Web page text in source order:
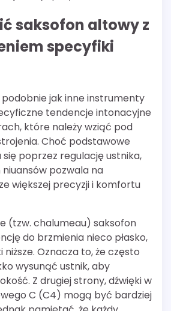
saksofon altowy z
specyfiki
jak inne instrumenty
tendencje intonacyjne
które należy wziąć pod
Choć podstawowe
poprzez regulację ustnika,
pozwala na
większej precyzji i komfortu
(tzw. chalumeau) saksofon
do brzmienia nieco płasko,
niższe. Oznacza to, że często
wysunąć ustnik, aby
Z drugiej strony, dźwięki w
C (C4) mogą być bardziej